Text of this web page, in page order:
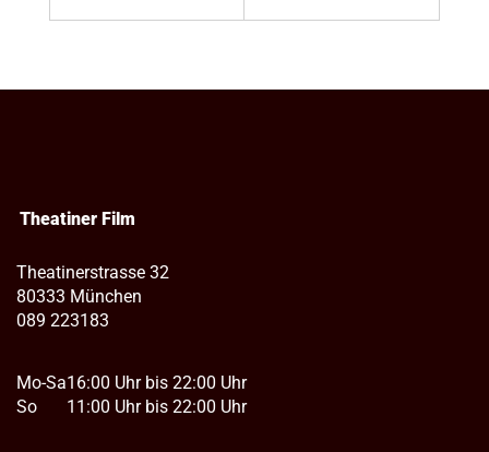
Theatiner Film
Theatinerstrasse 32
80333 München
089 223183
Mo-Sa
So
16:00 Uhr bis 22:00 Uhr
11:00 Uhr bis 22:00 Uhr